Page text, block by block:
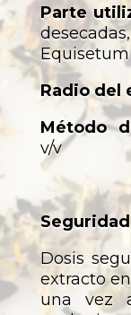
Parte
Equisetum
Radio del
Método
v/v
Seguridad
Dosis
extracto
una vez